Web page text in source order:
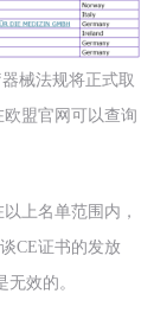
械法规将正式取
盟官网可以查询
上名单范围内，
CE证书的发放
效的。